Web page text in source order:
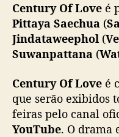
Century Of Love é
Pittaya Saechua (
Jindataweephol (
Suwanpattana (
Century Of Love é
que serão exibidos
feiras pelo canal
YouTube. O drama